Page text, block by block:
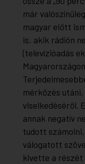
már
magyar előtt
is, akik rádión
(televízióadás
mérkőzés
viselkedéséről.
annak negatív
tudott
válogatott
kivette a részét